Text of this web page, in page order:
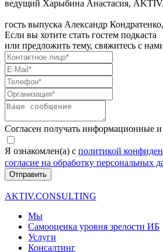
ведущий Харыбина Анастасия,
гость выпуска Александр
Если вы хотите стать гостем подкаста
или предложить тему, свяжитесь с
Согласен получать информационные
Я ознакомлен(а) с политикой
согласие на обработку персональных
Отправить
AKTIV.CONSULTING
Мы
Самооценка уровня зрелости ИБ
Услуги
Консалтинг